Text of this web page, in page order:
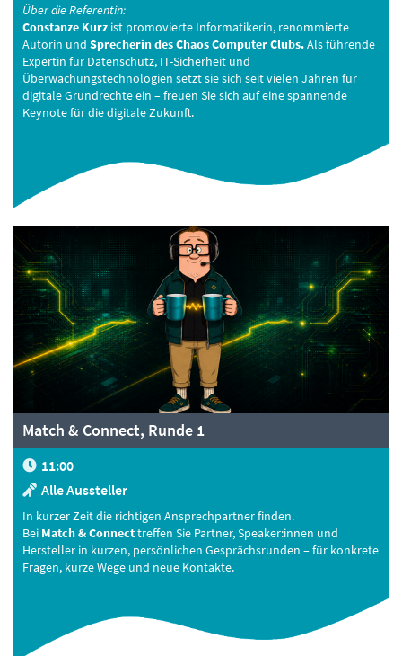
Über die Referentin:
Constanze Kurzist promovierte Informatikerin, renommierte
Autorin und Sprecherin des Chaos Computer Clubs.Als führende
Expertin für Datenschutz, IT-Sicherheit und
Überwachungstechnologien setzt sie sich seit vielen Jahren für
digitale Grundrechte ein – freuen Sie sich auf eine spannende
Keynote für die digitale Zukunft.
Match & Connect, Runde 1
11:00
Alle Aussteller
In kurzer Zeit die richtigen Ansprechpartner finden.
Bei Match & Connecttreffen Sie Partner, Speaker:innen und
Hersteller in kurzen, persönlichen Gesprächsrunden – für konkrete
Fragen, kurze Wege und neue Kontakte.